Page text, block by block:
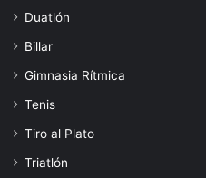
Duatlón
Billar
Gimnasia Rítmica
Tenis
Tiro al Plato
Triatlón